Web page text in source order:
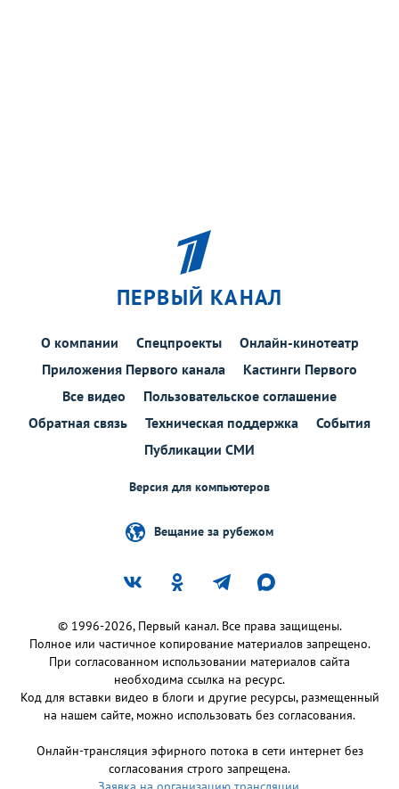
ПЕРВЫЙ КАНАЛ
О компании Спецпроекты
Онлайн-кинотеатр
Приложения Первого канала
Кастинги Первого
Все видео
Пользовательское соглашение
Обратная связь
Техническая поддержка
События
Публикации СМИ
Версия для компьютеров
Вещание за рубежом
© 1996-2026, Первый канал. Все права защищены.
Полное или частичное копирование материалов запрещено.
При согласованном использовании материалов сайта
необходима ссылка на ресурс.
Код для вставки видео в блоги и другие ресурсы, размещенный
на нашем сайте, можно использовать без согласования.
Онлайн-трансляция эфирного потока в сети интернет без
согласования строго запрещена.